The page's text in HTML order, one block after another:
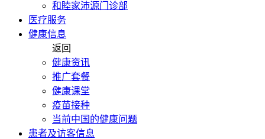
和睦家沛源门诊部
医疗服务
健康信息
返回
健康资讯
推广套餐
健康课堂
疫苗接种
当前中国的健康问题
患者及访客信息